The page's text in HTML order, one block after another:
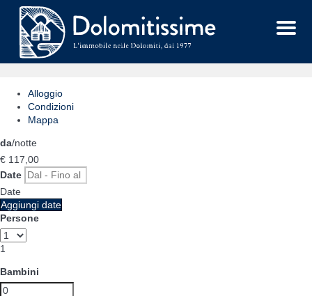
Menu
Alloggio
Condizioni
Mappa
da/notte
€ 117, 00
Date
Date
Aggiungi date
Persone
1
Bambini